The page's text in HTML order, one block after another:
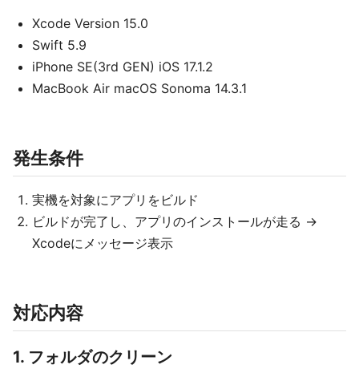
Xcode Version 15.0
Swift 5.9
iPhone SE(3rd GEN) iOS 17.1.2
MacBook Air macOS Sonoma 14.3.1
発生条件
実機を対象にアプリをビルド
ビルドが完了し、アプリのインストールが走る →
Xcodeにメッセージ表示
対応内容
1. フォルダのクリーン